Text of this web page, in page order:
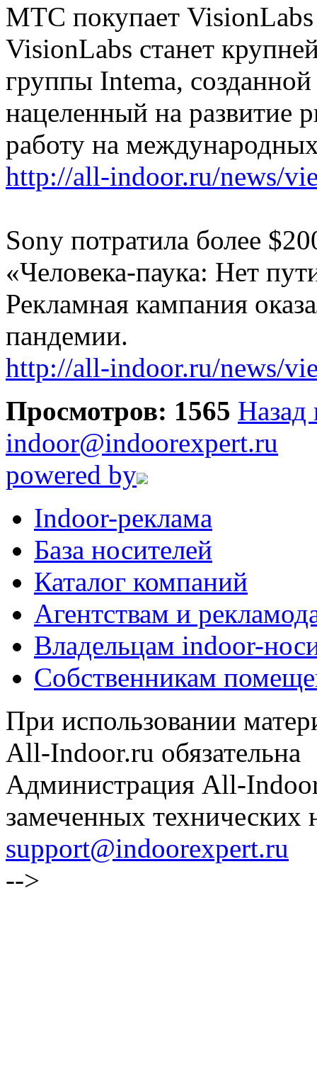
МТС покупает VisionLabs
VisionLabs станет
группы Intema,
нацеленный на
работу на
http://all-indoor.ru/news/
Sony потратила более
«Человека-паука: Нет
Рекламная кампания
пандемии.
http://all-indoor.ru/news/
Просмотров: 1565 Назад
indoor@indoorexpert.ru
powered by
Indoor-реклама
База носителей
Каталог компаний
Агентствам и
Владельцам indoor-
Собственникам
При использовании
All-Indoor.ru обязательна
Администрация All-
замеченных технических
support@indoorexpert.ru
-->